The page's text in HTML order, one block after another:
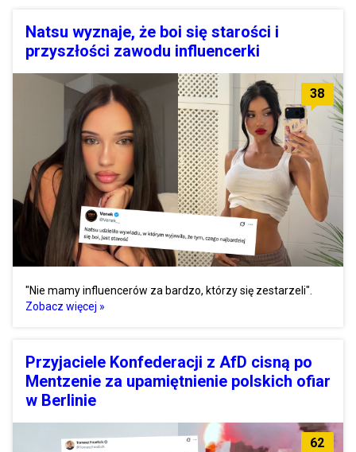
Natsu wyznaje, że boi się starości i
przyszłości zawodu influencerki
38
"Nie mamy influencerów za bardzo, którzy się zestarzeli".
Zobacz więcej »
Przyjaciele Konfederacji z AfD cisną po
Mentzenie za upamiętnienie polskich ofiar
w Berlinie
62